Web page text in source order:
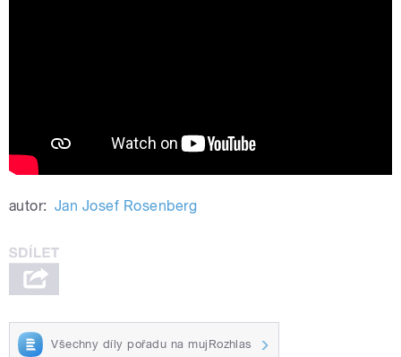
autor: Jan Josef Rosenberg
Všechny díly pořadu na mujRozhlas